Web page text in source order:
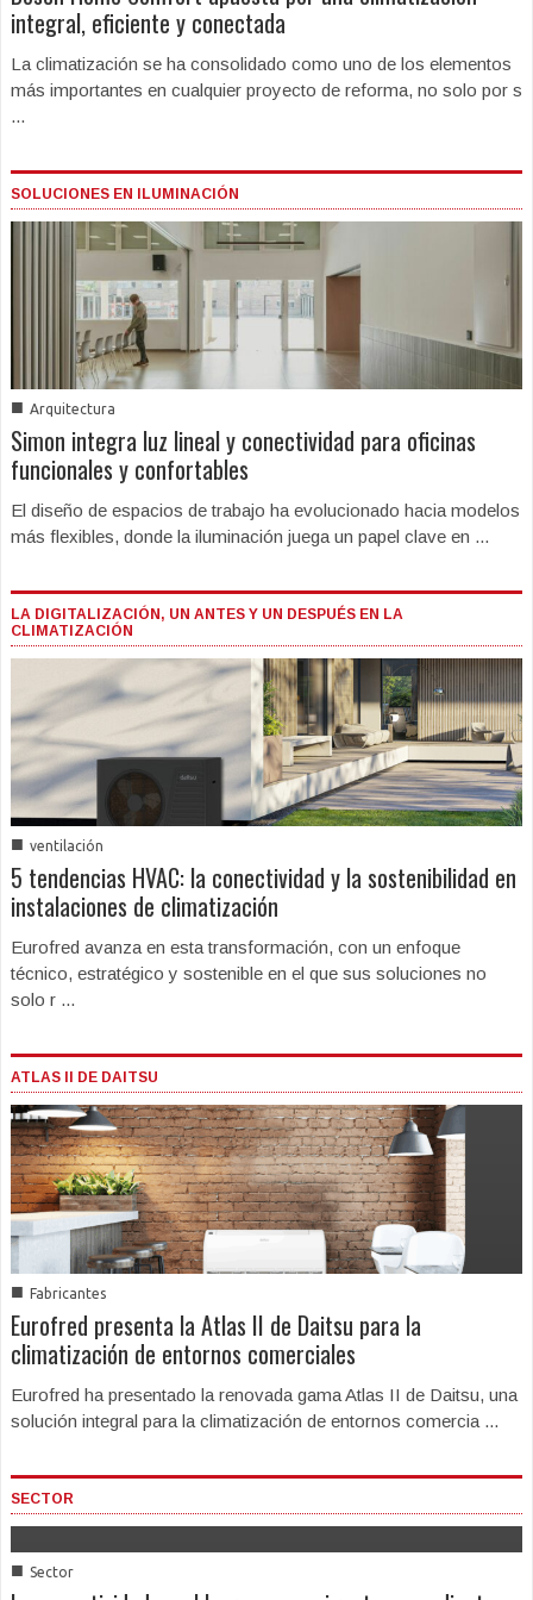
integral, eficiente y conectada
La climatización se ha consolidado como uno de los elementos
más importantes en cualquier proyecto de reforma, no solo por s
...
SOLUCIONES EN ILUMINACIÓN
■ Arquitectura
Simon integra luz lineal y conectividad para oficinas
funcionales y confortables
El diseño de espacios de trabajo ha evolucionado hacia modelos
más flexibles, donde la iluminación juega un papel clave en ...
LA DIGITALIZACIÓN, UN ANTES Y UN DESPUÉS EN LA
CLIMATIZACIÓN
■ ventilación
5 tendencias HVAC: la conectividad y la sostenibilidad en
instalaciones de climatización
Eurofred avanza en esta transformación, con un enfoque
técnico, estratégico y sostenible en el que sus soluciones no
solo r ...
ATLAS II DE DAITSU
■ Fabricantes
Eurofred presenta la Atlas II de Daitsu para la
climatización de entornos comerciales
Eurofred ha presentado la renovada gama Atlas II de Daitsu, una
solución integral para la climatización de entornos comercia ...
SECTOR
■ Sector